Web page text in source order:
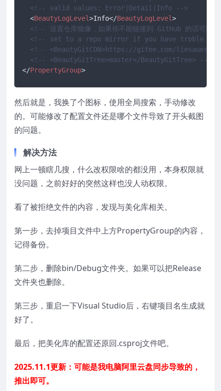
<!-- valid values: Error|Detail|Info -->
<BeautyLogLevel>Info</BeautyLogLevel>
<!-- 设置仓库镜像，如果你不能链接到 GitHub 的话可以
<!-- set to a repo mirror if you have troble in
<!-- <BeautyGitCDN>https://gitee.com/liesauer/
<!-- <BeautyGitTree>master</BeautyGitTree> -->
</PropertyGroup>
然后就是，我换了个图标，使用全局搜索，手动修改
的。可能修改了配置文件还是哪个文件导致了开头截图
的问题。
解决方法
网上一顿瞎几搜，什么改权限啥的都没用，本身权限就
没问题，之前好好的突然这样也没人动权限。
看了被拒绝文件的内容，发现与美化库相关。
第一步，去掉项目文件中上方PropertyGroup的内容，
记得备份。
第二步，删除bin/Debug文件夹。如果可以把Release
文件夹也删除。
第三步，重启一下Visual Studio后，右键项目名生成就
好了。
最后，把美化库的配置还原回.csproj文件吧。
2025.11.1更新：可能是我电脑阿里云盘同步导致的，
推出即可。